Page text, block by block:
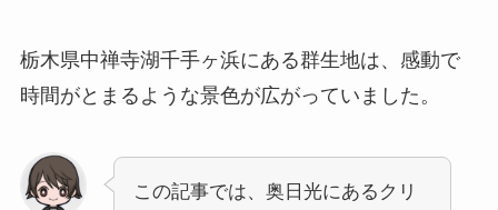
栃木県中禅寺湖千手ヶ浜にある群生地は、感動で
時間がとまるような景色が広がっていました。
この記事では、奥日光にあるクリ